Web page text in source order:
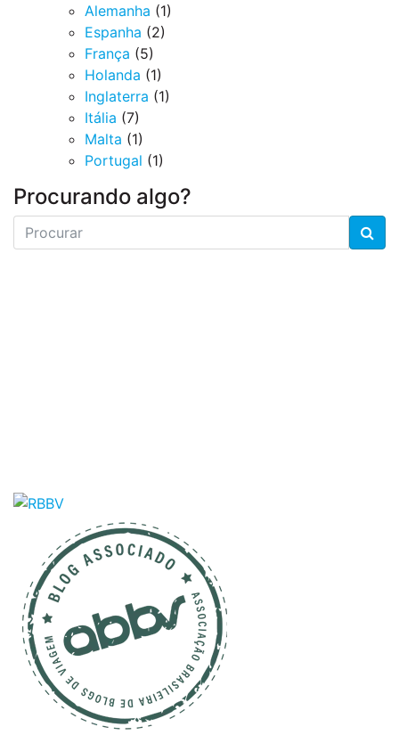
Alemanha (1)
Espanha (2)
França (5)
Holanda (1)
Inglaterra (1)
Itália (7)
Malta (1)
Portugal (1)
Procurando algo?